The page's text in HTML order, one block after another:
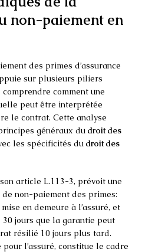
non-paiement en
des primes d’assurance
sur plusieurs piliers
comment une
peut être interprétée
le contrat. Cette analyse
généraux du droit des
les spécificités du droit des
article L.113-3, prévoit une
non-paiement des primes:
en demeure à l’assuré, et
30 jours que la garantie peut
résilié 10 jours plus tard.
l’assuré, constitue le cadre